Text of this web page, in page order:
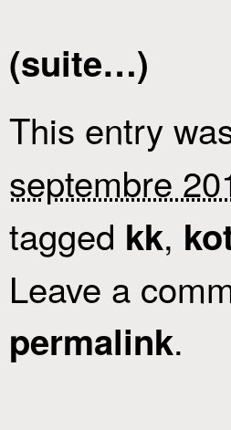
(suite…)
This entry
septembre
tagged kk,
Leave a
permalink.